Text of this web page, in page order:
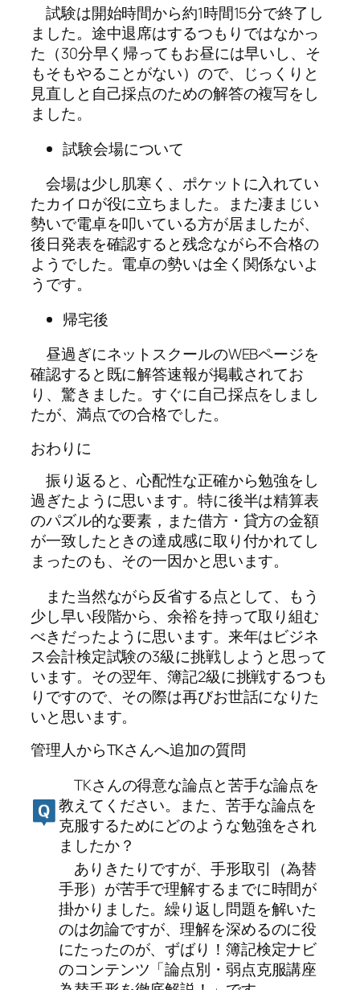
試験は開始時間から約1時間15分で終了し
ました。途中退席はするつもりではなかっ
た（30分早く帰ってもお昼には早いし、そ
もそもやることがない）ので、じっくりと
見直しと自己採点のための解答の複写をし
ました。
試験会場について
会場は少し肌寒く、ポケットに入れてい
たカイロが役に立ちました。また凄まじい
勢いで電卓を叩いている方が居ましたが、
後日発表を確認すると残念ながら不合格の
ようでした。電卓の勢いは全く関係ないよ
うです。
帰宅後
昼過ぎにネットスクールのWEBページを
確認すると既に解答速報が掲載されてお
り、驚きました。すぐに自己採点をしまし
たが、満点での合格でした。
おわりに
振り返ると、心配性な正確から勉強をし
過ぎたように思います。特に後半は精算表
のパズル的な要素，また借方・貸方の金額
が一致したときの達成感に取り付かれてし
まったのも、その一因かと思います。
また当然ながら反省する点として、もう
少し早い段階から、余裕を持って取り組む
べきだったように思います。来年はビジネ
ス会計検定試験の3級に挑戦しようと思って
います。その翌年、簿記2級に挑戦するつも
りですので、その際は再びお世話になりた
いと思います。
管理人からTKさんへ追加の質問
TKさんの得意な論点と苦手な論点を
教えてください。また、苦手な論点を
克服するためにどのような勉強をされ
ましたか？
ありきたりですが、手形取引（為替
手形）が苦手で理解するまでに時間が
掛かりました。繰り返し問題を解いた
のは勿論ですが、理解を深めるのに役
にたったのが、ずばり！簿記検定ナビ
のコンテンツ「論点別・弱点克服講座